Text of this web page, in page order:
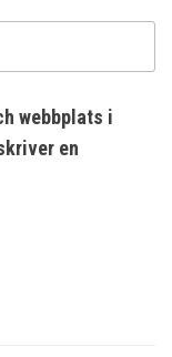
webbplats i
en